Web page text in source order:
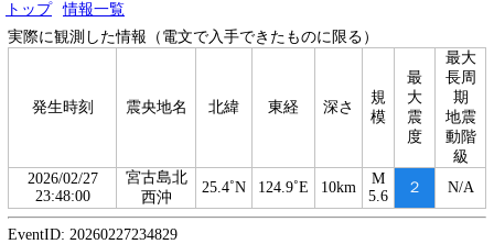
トップ
情報一覧
実際に観測した情報（電文で入手できたものに限る）
発生時刻 震央地名 北緯 東経 深さ
規
模
最
大
震
度
最大
長周
期
地震
動階
級
2026/02/27
23:48:00
宮古島北
西沖
25.4˚N 124.9˚E 10km
M
5.6
２ N/A
EventID: 20260227234829